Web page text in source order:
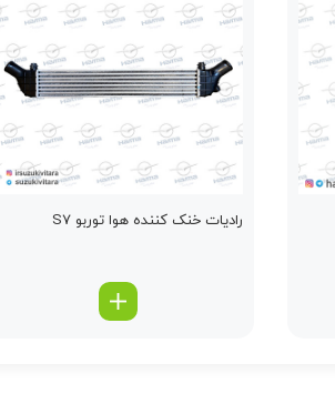
رادیات خنک کننده هوا توربو S7